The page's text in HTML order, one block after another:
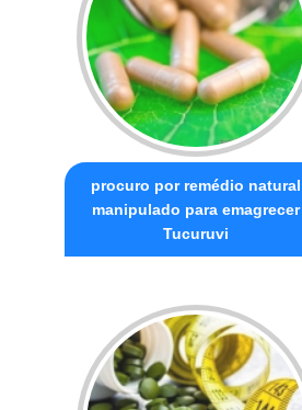
procuro por remédio natural
manipulado para emagrecer
Tucuruvi